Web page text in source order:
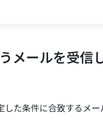
メールを受信
た条件に合致するメ